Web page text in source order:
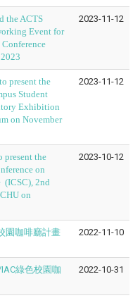
the ACTS
Event for
2023-11-12
present the
Student
Exhibition
on November
2023-11-12
present the
on
2nd
on
2023-10-12
園咖啡廳計畫
2022-11-10
綠色校園咖
2022-10-31